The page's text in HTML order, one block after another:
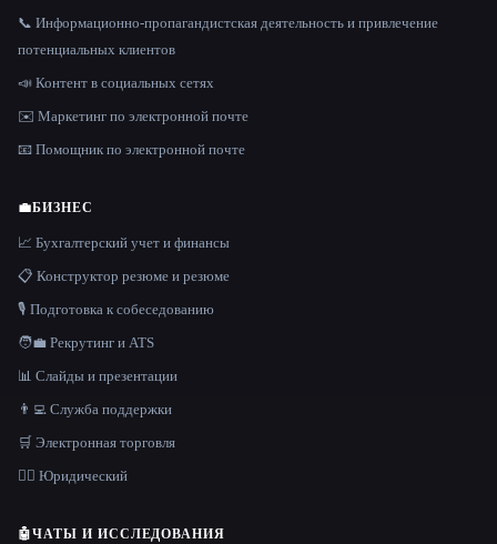
📞 Информационно-пропагандистская деятельность и привлечение
потенциальных клиентов
📣 Контент в социальных сетях
✉️ Маркетинг по электронной почте
📧 Помощник по электронной почте
💼БИЗНЕС
📈 Бухгалтерский учет и финансы
📋 Конструктор резюме и резюме
🎙️ Подготовка к собеседованию
🧑‍💼 Рекрутинг и ATS
📊 Слайды и презентации
👨‍💻 Служба поддержки
🛒 Электронная торговля
👩‍⚖️ Юридический
🤖ЧАТЫ И ИССЛЕДОВАНИЯ